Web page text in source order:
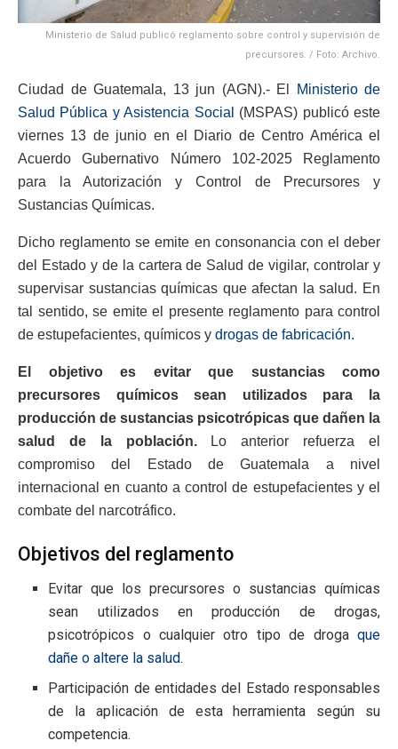
Ministerio de Salud publicó reglamento sobre control y supervisión de
precursores. / Foto: Archivo.
Ciudad de Guatemala, 13 jun (AGN).- El
Ministerio de
Salud Pública y Asistencia Social
(MSPAS) publicó este
viernes 13 de junio en el Diario de Centro América el
Acuerdo Gubernativo Número 102-2025 Reglamento
para la Autorización y Control de Precursores y
Sustancias Químicas.
Dicho reglamento se emite en consonancia con el deber
del Estado y de la cartera de Salud de vigilar, controlar y
supervisar sustancias químicas que afectan la salud. En
tal sentido, se emite el presente reglamento para control
de estupefacientes, químicos y drogas de fabricación.
El objetivo es evitar que sustancias como
precursores químicos sean utilizados para la
producción de sustancias psicotrópicas que dañen la
salud de la población.Lo anterior refuerza el
compromiso del Estado de Guatemala a nivel
internacional en cuanto a control de estupefacientes y el
combate del narcotráfico.
Objetivos del reglamento
Evitar que los precursores o sustancias químicas
sean utilizados en producción de drogas,
psicotrópicos o cualquier otro tipo de droga que
dañe o altere la salud.
Participación de entidades del Estado responsables
de la aplicación de esta herramienta según su
competencia.